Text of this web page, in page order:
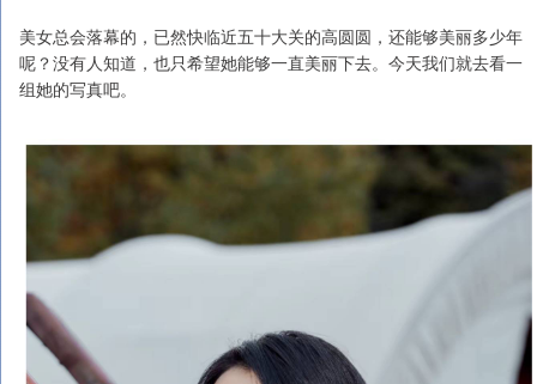
美女总会落幕的，已然快临近五十大关的高圆圆，还能够美丽多少年
呢？没有人知道，也只希望她能够一直美丽下去。今天我们就去看一
组她的写真吧。